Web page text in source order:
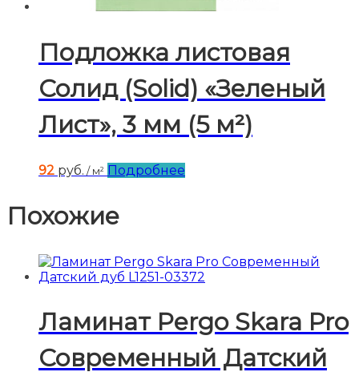
Подложка листовая
Солид (Solid) «Зеленый
Лист», 3 мм (5 м²)
92 руб. / м² Подробнее
Похожие
Ламинат Pergo Skara Pro
Современный Датский